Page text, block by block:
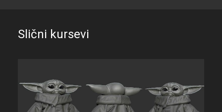
Slični kursevi